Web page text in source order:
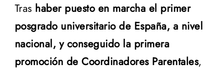
Tras haber puesto en marcha el primer
posgrado universitario de España, a nivel
nacional, y conseguido la primera
promoción de Coordinadores Parentales,